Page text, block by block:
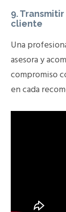
9.
cliente
Una
asesora y
compromiso
en cada